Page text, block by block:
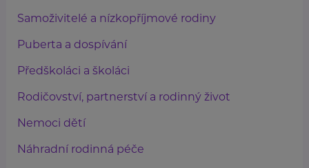
Samoživitelé a nízkopříjmové rodiny
Puberta a dospívání
Předškoláci a školáci
Rodičovství, partnerství a rodinný život
Nemoci dětí
Náhradní rodinná péče